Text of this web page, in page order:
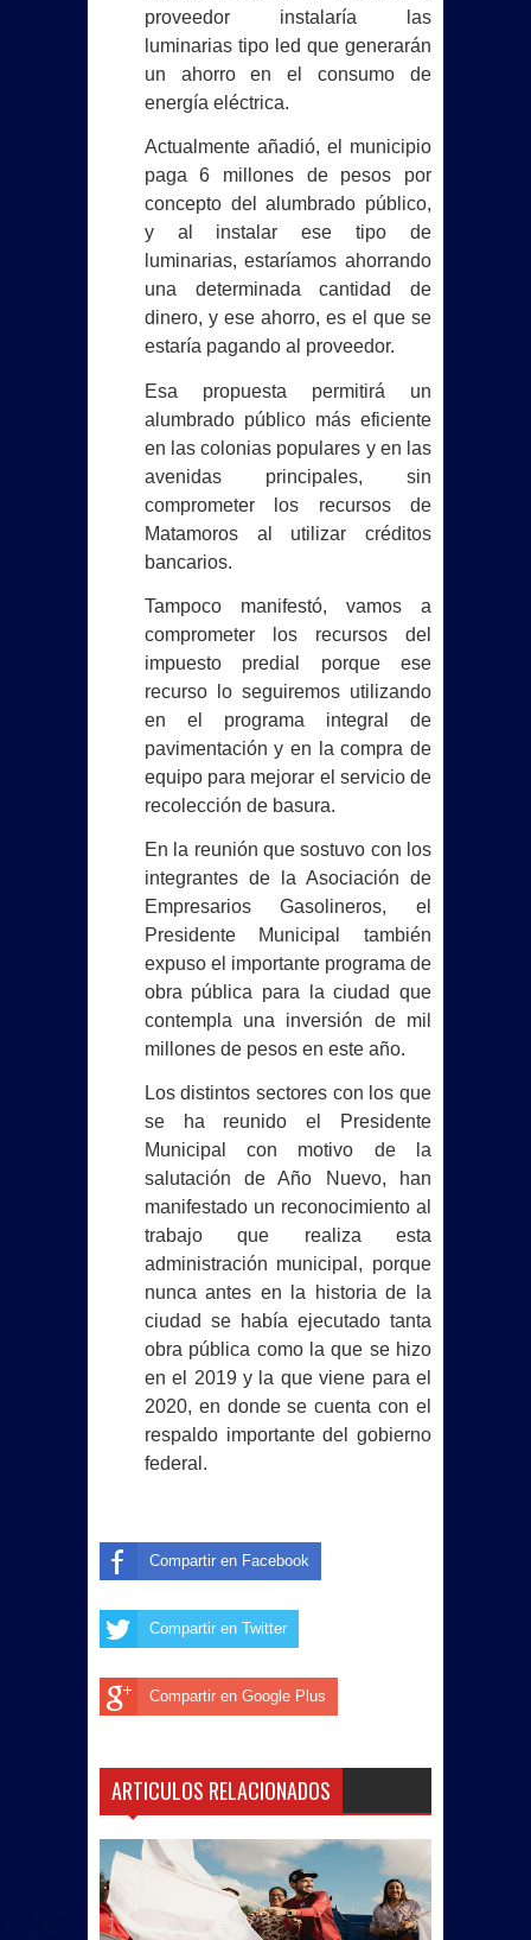
proveedor instalaría las
luminarias tipo led que generarán
un ahorro en el consumo de
energía eléctrica.
Actualmente añadió, el municipio
paga 6 millones de pesos por
concepto del alumbrado público,
y al instalar ese tipo de
luminarias, estaríamos ahorrando
una determinada cantidad de
dinero, y ese ahorro, es el que se
estaría pagando al proveedor.
Esa propuesta permitirá un
alumbrado público más eficiente
en las colonias populares y en las
avenidas principales, sin
comprometer los recursos de
Matamoros al utilizar créditos
bancarios.
Tampoco manifestó, vamos a
comprometer los recursos del
impuesto predial porque ese
recurso lo seguiremos utilizando
en el programa integral de
pavimentación y en la compra de
equipo para mejorar el servicio de
recolección de basura.
En la reunión que sostuvo con los
integrantes de la Asociación de
Empresarios Gasolineros, el
Presidente Municipal también
expuso el importante programa de
obra pública para la ciudad que
contempla una inversión de mil
millones de pesos en este año.
Los distintos sectores con los que
se ha reunido el Presidente
Municipal con motivo de la
salutación de Año Nuevo, han
manifestado un reconocimiento al
trabajo que realiza esta
administración municipal, porque
nunca antes en la historia de la
ciudad se había ejecutado tanta
obra pública como la que se hizo
en el 2019 y la que viene para el
2020, en donde se cuenta con el
respaldo importante del gobierno
federal.
Compartir en Facebook
Compartir en Twitter
Compartir en Google Plus
ARTICULOS RELACIONADOS